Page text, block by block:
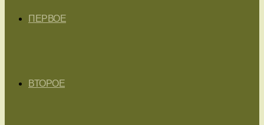
ПЕРВОЕ
ВТОРОЕ